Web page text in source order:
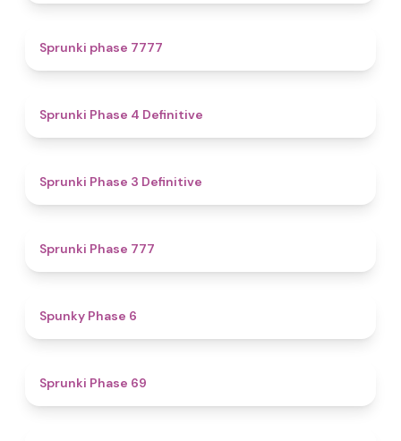
Sprunki phase 7777
Sprunki Phase 4 Definitive
Sprunki Phase 3 Definitive
Sprunki Phase 777
Spunky Phase 6
Sprunki Phase 69